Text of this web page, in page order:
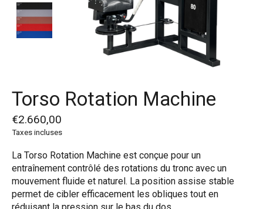
Torso Rotation Machine
€2.660,00
Taxes incluses
La Torso Rotation Machine est conçue pour un
entraînement contrôlé des rotations du tronc avec un
mouvement fluide et naturel. La position assise stable
permet de cibler efficacement les obliques tout en